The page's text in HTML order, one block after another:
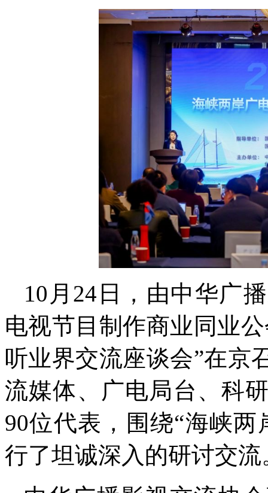
10月24日，由中华广
电视节目制作商业同业
听业界交流座谈会”在京
流媒体、广电局台、科
90位代表，围绕“海峡
行了坦诚深入的研讨交流